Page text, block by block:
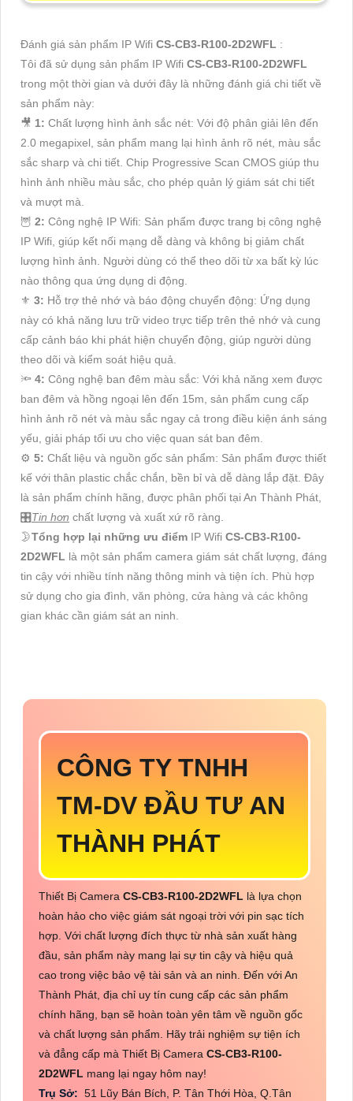
Đánh giá sản phẩm IP Wifi CS-CB3-R100-2D2WFL :
Tôi đã sử dụng sản phẩm IP Wifi CS-CB3-R100-2D2WFL
trong một thời gian và dưới đây là những đánh giá chi tiết về
sản phẩm này:
🎥 1: Chất lượng hình ảnh sắc nét: Với độ phân giải lên đến
2.0 megapixel, sản phẩm mang lại hình ảnh rõ nét, màu sắc
sắc sharp và chi tiết. Chip Progressive Scan CMOS giúp thu
hình ảnh nhiều màu sắc, cho phép quản lý giám sát chi tiết
và mượt mà.
🦉 2: Công nghệ IP Wifi: Sản phẩm được trang bị công nghệ
IP Wifi, giúp kết nối mạng dễ dàng và không bị giảm chất
lượng hình ảnh. Người dùng có thể theo dõi từ xa bất kỳ lúc
nào thông qua ứng dụng di động.
⚜️ 3: Hỗ trợ thẻ nhớ và báo động chuyển động: Ứng dụng
này có khả năng lưu trữ video trực tiếp trên thẻ nhớ và cung
cấp cảnh báo khi phát hiện chuyển động, giúp người dùng
theo dõi và kiểm soát hiệu quả.
🔦 4: Công nghệ ban đêm màu sắc: Với khả năng xem được
ban đêm và hồng ngoại lên đến 15m, sản phẩm cung cấp
hình ảnh rõ nét và màu sắc ngay cả trong điều kiện ánh sáng
yếu, giải pháp tối ưu cho việc quan sát ban đêm.
⚙ 5: Chất liệu và nguồn gốc sản phẩm: Sản phẩm được thiết
kế với thân plastic chắc chắn, bền bỉ và dễ dàng lắp đặt. Đây
là sản phẩm chính hãng, được phân phối tại An Thành Phát,
🎛Tin hơn chất lượng và xuất xứ rõ ràng.
🌛Tổng hợp lại những ưu điểm IP Wifi CS-CB3-R100-
2D2WFL là một sản phẩm camera giám sát chất lượng, đáng
tin cậy với nhiều tính năng thông minh và tiện ích. Phù hợp
sử dụng cho gia đình, văn phòng, cửa hàng và các không
gian khác cần giám sát an ninh.
CÔNG TY TNHH
TM-DV ĐẦU TƯ AN
THÀNH PHÁT
Thiết Bị Camera CS-CB3-R100-2D2WFL là lựa chọn
hoàn hảo cho việc giám sát ngoại trời với pin sạc tích
hợp. Với chất lượng đích thực từ nhà sản xuất hàng
đầu, sản phẩm này mang lại sự tin cậy và hiệu quả
cao trong việc bảo vệ tài sản và an ninh. Đến với An
Thành Phát, địa chỉ uy tín cung cấp các sản phẩm
chính hãng, bạn sẽ hoàn toàn yên tâm về nguồn gốc
và chất lượng sản phẩm. Hãy trải nghiệm sự tiện ích
và đẳng cấp mà Thiết Bị Camera CS-CB3-R100-
2D2WFL mang lại ngay hôm nay!
Trụ Sở: 51 Lũy Bán Bích, P. Tân Thới Hòa, Q.Tân